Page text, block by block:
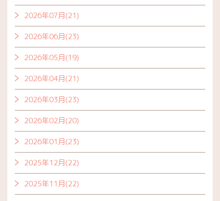
2026年07月(21)
2026年06月(23)
2026年05月(19)
2026年04月(21)
2026年03月(23)
2026年02月(20)
2026年01月(23)
2025年12月(22)
2025年11月(22)